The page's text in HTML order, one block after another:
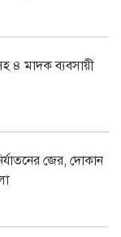
৪ মাদক ব্যবসায়ী
জের, দোকান